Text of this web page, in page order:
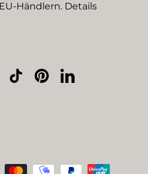
Händlern. Details
TikTokPinterestLinkedIn